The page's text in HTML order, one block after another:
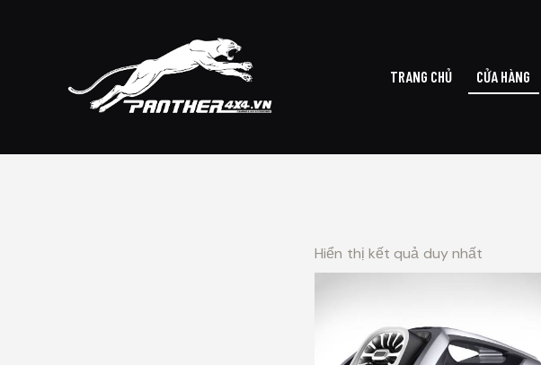
TRANG CHỦ CỬA HÀNG
Hiển thị kết quả duy nhất